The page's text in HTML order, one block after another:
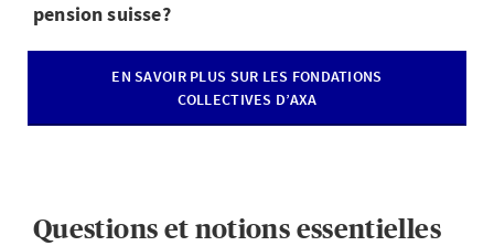
pension suisse?
EN SAVOIR PLUS SUR LES FONDATIONS
COLLECTIVES D’AXA
Questions et notions essentielles